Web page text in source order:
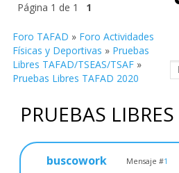
Página 1 de 1 1
Foro TAFAD » Foro Actividades
Físicas y Deportivas » Pruebas
Libres TAFAD/TSEAS/TSAF »
Pruebas Libres TAFAD 2020
PRUEBAS
buscowork Mensaje #1